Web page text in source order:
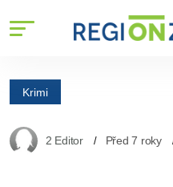
Krimi
2 Editor Před 7 roky